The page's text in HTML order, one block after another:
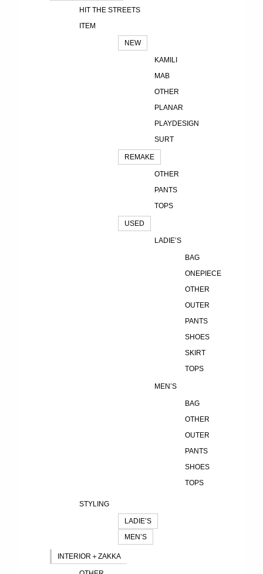
HIT THE STREETS
ITEM
NEW
KAMILI
MAB
OTHER
PLANAR
PLAYDESIGN
SURT
REMAKE
OTHER
PANTS
TOPS
USED
LADIE’S
BAG
ONEPIECE
OTHER
OUTER
PANTS
SHOES
SKIRT
TOPS
MEN’S
BAG
OTHER
OUTER
PANTS
SHOES
TOPS
STYLING
LADIE’S
MEN’S
INTERIOR＋ZAKKA